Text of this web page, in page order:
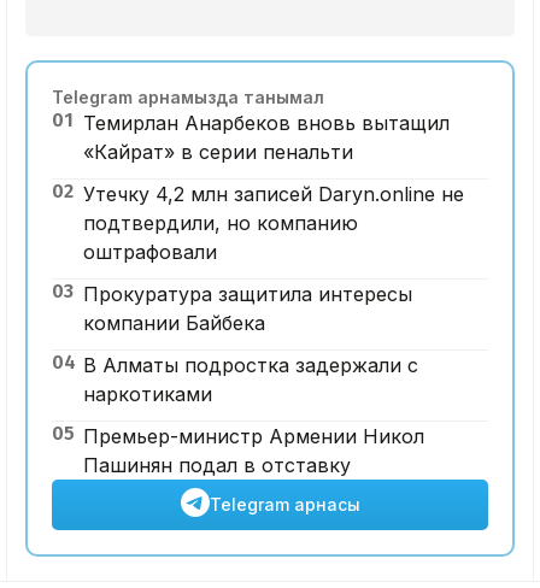
Telegram арнамызда танымал
01 Темирлан Анарбеков вновь вытащил
«Кайрат» в серии пенальти
02 Утечку 4,2 млн записей Daryn.online не
подтвердили, но компанию
оштрафовали
03 Прокуратура защитила интересы
компании Байбека
04 В Алматы подростка задержали с
наркотиками
05 Премьер-министр Армении Никол
Пашинян подал в отставку
Telegram арнасы